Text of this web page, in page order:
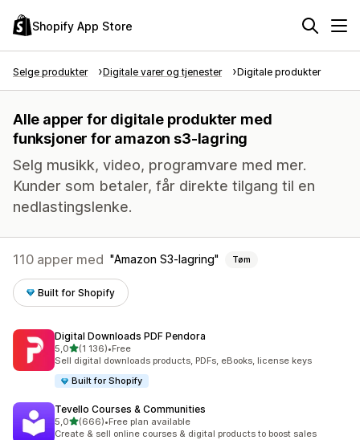
Shopify App Store
Selge produkter Digitale varer og tjenester Digitale produkter
Alle apper for digitale produkter med
funksjoner for amazon s3-lagring
Selg musikk, video, programvare med mer.
Kunder som betaler, får direkte tilgang til en
nedlastingslenke.
110 apper med Amazon S3-lagring Tøm
Built for Shopify
Digital Downloads PDF Pendora
5,0av 5 stjerner
(1 136)
Totalt 1136 omtaler
•Free
Sell digital downloads products, PDFs, eBooks, license keys
Built for Shopify
Tevello Courses & Communities
5,0av 5 stjerner
(666)
Totalt 666 omtaler
•Free plan available
Create & sell online courses & digital products to boost sales